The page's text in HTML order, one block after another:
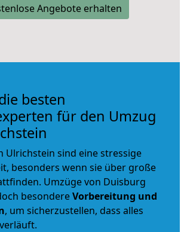
Angebote erhalten
besten
für den Umzug
Ulrichstein sind eine stressige
besonders wenn sie über große
Umzüge von Duisburg
besondereVorbereitung und
, um sicherzustellen, dass alles
verläuft.